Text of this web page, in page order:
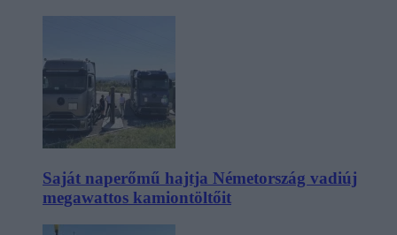
Saját naperőmű hajtja Németország vadiúj
megawattos kamiontöltőit